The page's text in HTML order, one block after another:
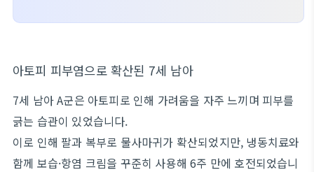
아토피 피부염으로 확산된 7세 남아
7세 남아 A군은 아토피로 인해 가려움을 자주 느끼며 피부를
긁는 습관이 있었습니다.
이로 인해 팔과 복부로 물사마귀가 확산되었지만, 냉동치료와
함께 보습·항염 크림을 꾸준히 사용해 6주 만에 호전되었습니